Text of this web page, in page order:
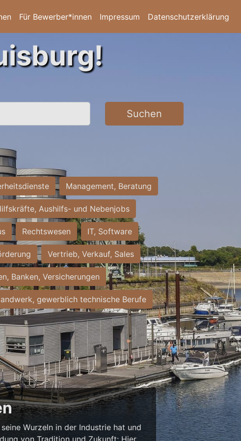
Für Bewerber*innen Impressum Datenschutzerklärung
Suchen
Management, Beratung
Aushilfs- und Nebenjobs
Rechtswesen IT, Software
Vertrieb, Verkauf, Sales
Banken, Versicherungen
gewerblich technische Berufe
Wurzeln in der Industrie hat und